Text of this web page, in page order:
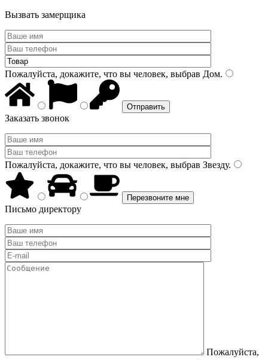
Вызвать замерщика
Пожалуйста, докажите, что вы человек, выбрав Дом.
Заказать звонок
Пожалуйста, докажите, что вы человек, выбрав Звезду.
Письмо директору
Пожалуйста,